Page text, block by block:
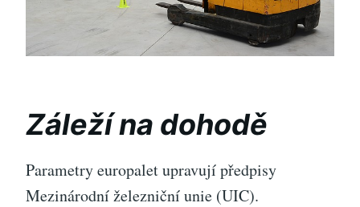
Záleží na dohodě
Parametry europalet upravují předpisy
Mezinárodní železniční unie (UIC).